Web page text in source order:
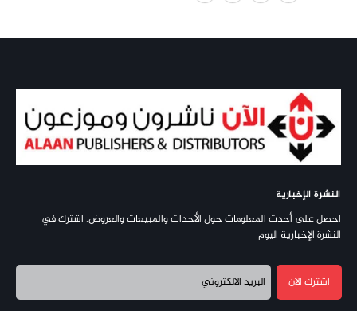
النشرة الإخبارية
احصل على أحدث المعلومات حول الأحداث والمبيعات والعروض. اشترك في
النشرة الإخبارية اليوم